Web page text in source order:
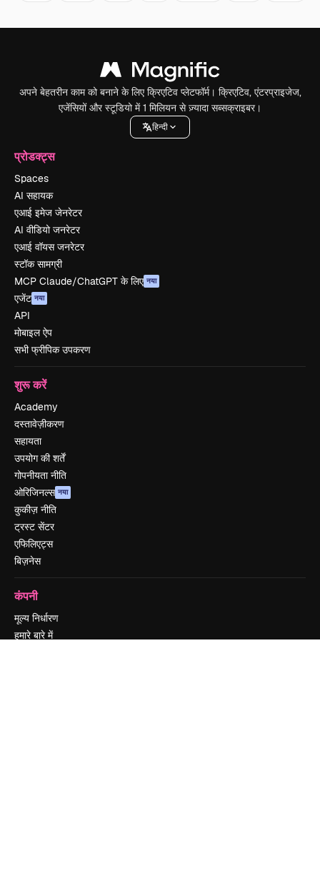
अपने बेहतरीन काम को बनाने के लिए क्रिएटिव प्लेटफॉर्म। क्रिएटिव, एंटरप्राइजेज,
एजेंसियों और स्टूडियो में 1 मिलियन से ज़्यादा सब्सक्राइबर।
हिन्दी
प्रोडक्ट्स
Spaces
AI सहायक
एआई इमेज जेनरेटर
AI वीडियो जनरेटर
एआई वॉयस जनरेटर
स्टॉक सामग्री
MCP Claude/ChatGPT के लिए नया
एजेंट नया
API
मोबाइल ऐप
सभी फ्रीपिक उपकरण
शुरू करें
Academy
दस्तावेज़ीकरण
सहायता
उपयोग की शर्तें
गोपनीयता नीति
ओरिजिनल्स नया
कुकीज़ नीति
ट्रस्ट सेंटर
एफिलिएट्स
बिज़नेस
कंपनी
मूल्य निर्धारण
हमारे बारे में